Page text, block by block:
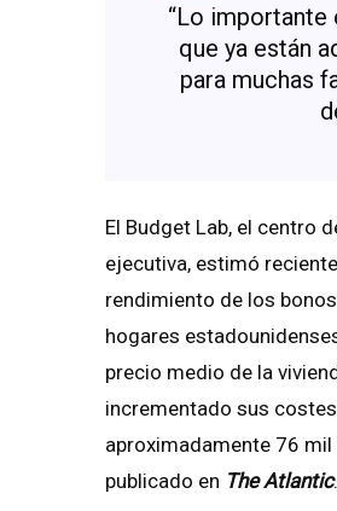
“Lo importante
que ya están
para muchas
El Budget Lab, el centro
ejecutiva, estimó
rendimiento de los
hogares
precio medio de la
incrementado sus
aproximadamente 76 mil
publicado en The Atlantic.